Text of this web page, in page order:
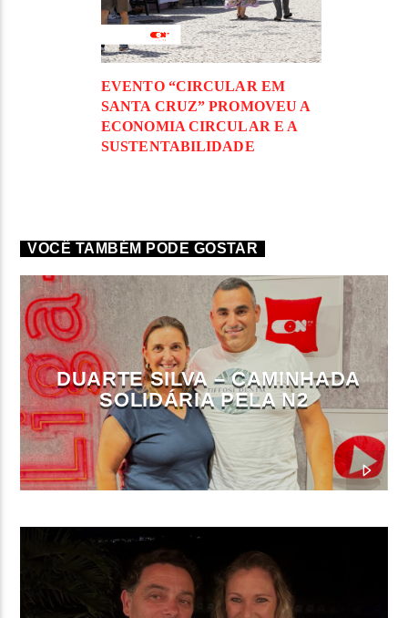
EVENTO “CIRCULAR EM
SANTA CRUZ” PROMOVEU A
ECONOMIA CIRCULAR E A
SUSTENTABILIDADE
VOCÊ TAMBÉM PODE GOSTAR
DUARTE SILVA – CAMINHADA
SOLIDÁRIA PELA N2